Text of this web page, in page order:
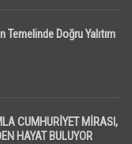
Temelinde Doğru Yalıtım
CUMHURİYET MİRASI,
HAYAT BULUYOR